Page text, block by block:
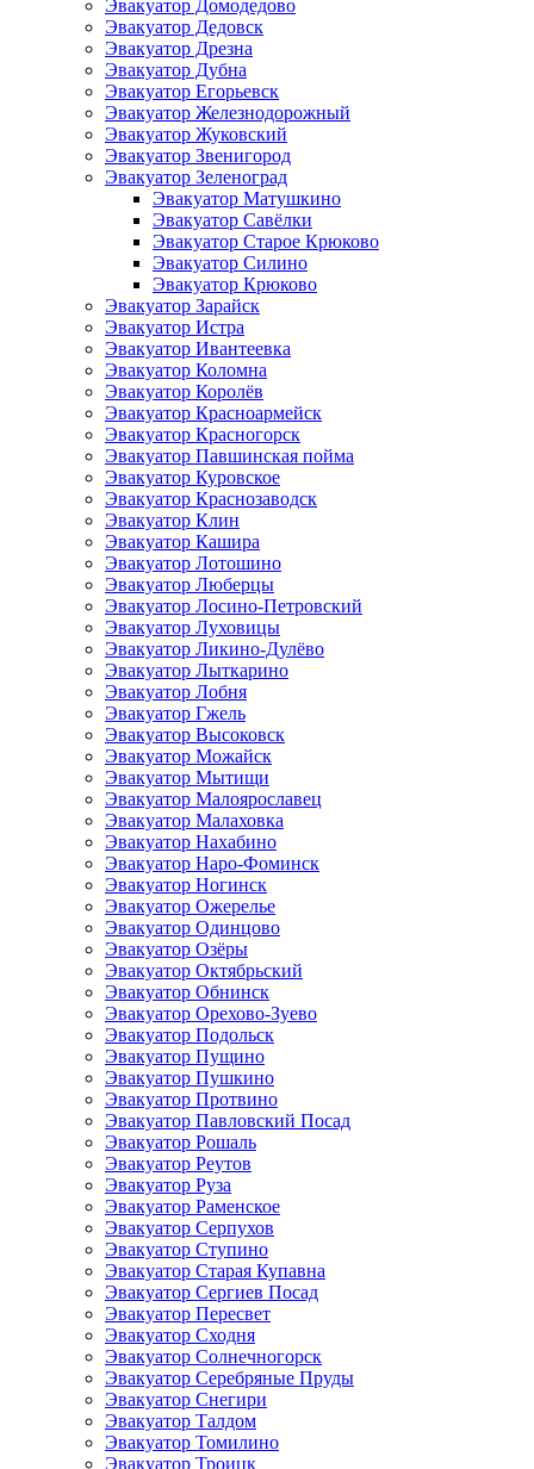
Эвакуатор Домодедово
Эвакуатор Дедовск
Эвакуатор Дрезна
Эвакуатор Дубна
Эвакуатор Егорьевск
Эвакуатор Железнодорожный
Эвакуатор Жуковский
Эвакуатор Звенигород
Эвакуатор Зеленоград
Эвакуатор Матушкино
Эвакуатор Савёлки
Эвакуатор Старое Крюково
Эвакуатор Силино
Эвакуатор Крюково
Эвакуатор Зарайск
Эвакуатор Истра
Эвакуатор Ивантеевка
Эвакуатор Коломна
Эвакуатор Королёв
Эвакуатор Красноармейск
Эвакуатор Красногорск
Эвакуатор Павшинская пойма
Эвакуатор Куровское
Эвакуатор Краснозаводск
Эвакуатор Клин
Эвакуатор Кашира
Эвакуатор Лотошино
Эвакуатор Люберцы
Эвакуатор Лосино-Петровский
Эвакуатор Луховицы
Эвакуатор Ликино-Дулёво
Эвакуатор Лыткарино
Эвакуатор Лобня
Эвакуатор Гжель
Эвакуатор Высоковск
Эвакуатор Можайск
Эвакуатор Мытищи
Эвакуатор Малоярославец
Эвакуатор Малаховка
Эвакуатор Нахабино
Эвакуатор Наро-Фоминск
Эвакуатор Ногинск
Эвакуатор Ожерелье
Эвакуатор Одинцово
Эвакуатор Озёры
Эвакуатор Октябрьский
Эвакуатор Обнинск
Эвакуатор Орехово-Зуево
Эвакуатор Подольск
Эвакуатор Пущино
Эвакуатор Пушкино
Эвакуатор Протвино
Эвакуатор Павловский Посад
Эвакуатор Рошаль
Эвакуатор Реутов
Эвакуатор Руза
Эвакуатор Раменское
Эвакуатор Серпухов
Эвакуатор Ступино
Эвакуатор Старая Купавна
Эвакуатор Сергиев Посад
Эвакуатор Пересвет
Эвакуатор Сходня
Эвакуатор Солнечногорск
Эвакуатор Серебряные Пруды
Эвакуатор Снегири
Эвакуатор Талдом
Эвакуатор Томилино
Эвакуатор Троицк